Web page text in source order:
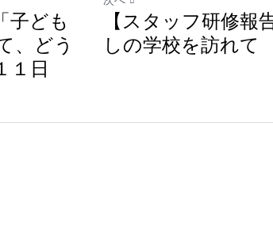
子ども
、どう
１日
【スタッフ研修報
しの学校を訪れて